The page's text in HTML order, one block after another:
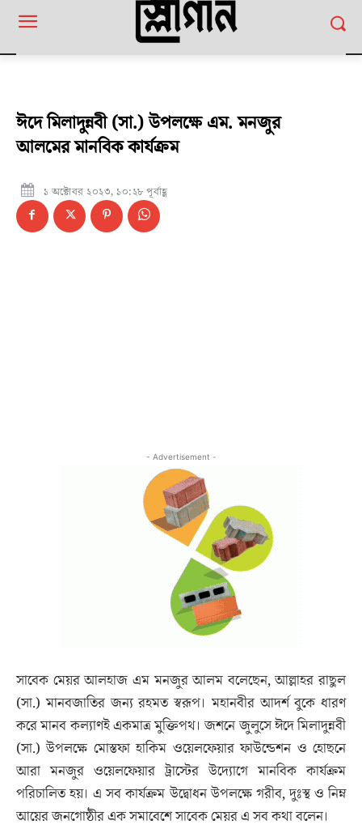
ঈদে মিলাদুন্নবী (সা.) উপলক্ষে এম. মনজুর
আলমের মানবিক কার্যক্রম
১ অক্টোবর ২০২৩, ১০:২৮ পূর্বাহ্ণ
- Advertisement -
সাবেক মেয়র আলহাজ এম মনজুর আলম বলেছেন, আল্লাহর রাছুল
(সা.) মানবজাতির জন্য রহমত স্বরূপ। মহানবীর আদর্শ বুকে ধারণ
করে মানব কল্যাণই একমাত্র মুক্তিপথ। জশনে জুলুসে ঈদে মিলাদুন্নবী
(সা.) উপলক্ষে মোস্তফা হাকিম ওয়েলফেয়ার ফাউন্ডেশন ও হোছনে
আরা মনজুর ওয়েলফেয়ার ট্রাস্টের উদ্যোগে মানবিক কার্যক্রম
পরিচালিত হয়। এ সব কার্যক্রম উদ্বোধন উপলক্ষে গরীব, দুঃস্থ ও নিম্ন
আয়ের জনগোষ্ঠীর এক সমাবেশে সাবেক মেয়র এ সব কথা বলেন।